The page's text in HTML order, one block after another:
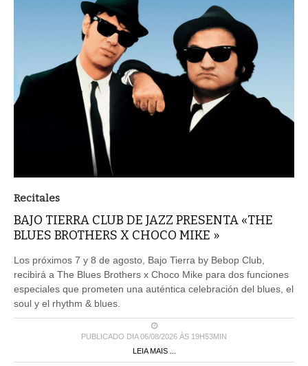
Recitales
BAJO TIERRA CLUB DE JAZZ PRESENTA «THE
BLUES BROTHERS X CHOCO MIKE »
Los próximos 7 y 8 de agosto, Bajo Tierra by Bebop Club,
recibirá a The Blues Brothers x Choco Mike para dos funciones
especiales que prometen una auténtica celebración del blues, el
soul y el rhythm & blues.
PUBLICADO DIA 06/08/2026 ÀS 19H53MIN
LEIA MAIS ...